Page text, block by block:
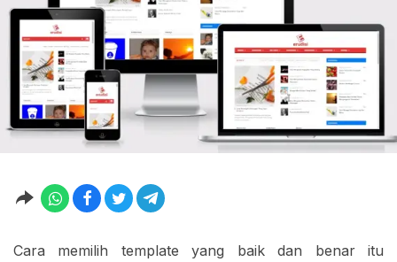
Cara memilih template yang baik dan benar itu